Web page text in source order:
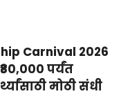
Carnival 2026
पर्यंत
मोठी संधी